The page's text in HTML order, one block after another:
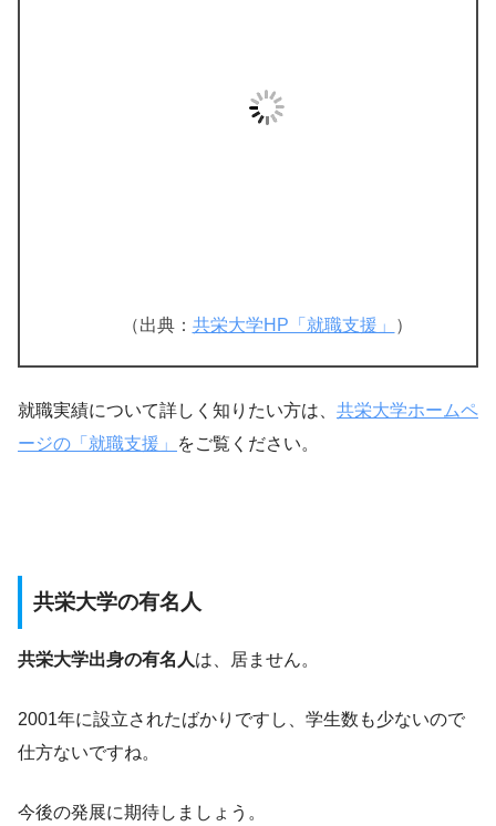
（出典： 共栄大学HP「就職支援」 ）
就職実績について詳しく知りたい方は、 共栄大学ホームペ
ージの「就職支援」
をご覧ください。
共栄大学の有名人
共栄大学出身の有名人は、居ません。
2001年に設立されたばかりですし、学生数も少ないので
仕方ないですね。
今後の発展に期待しましょう。